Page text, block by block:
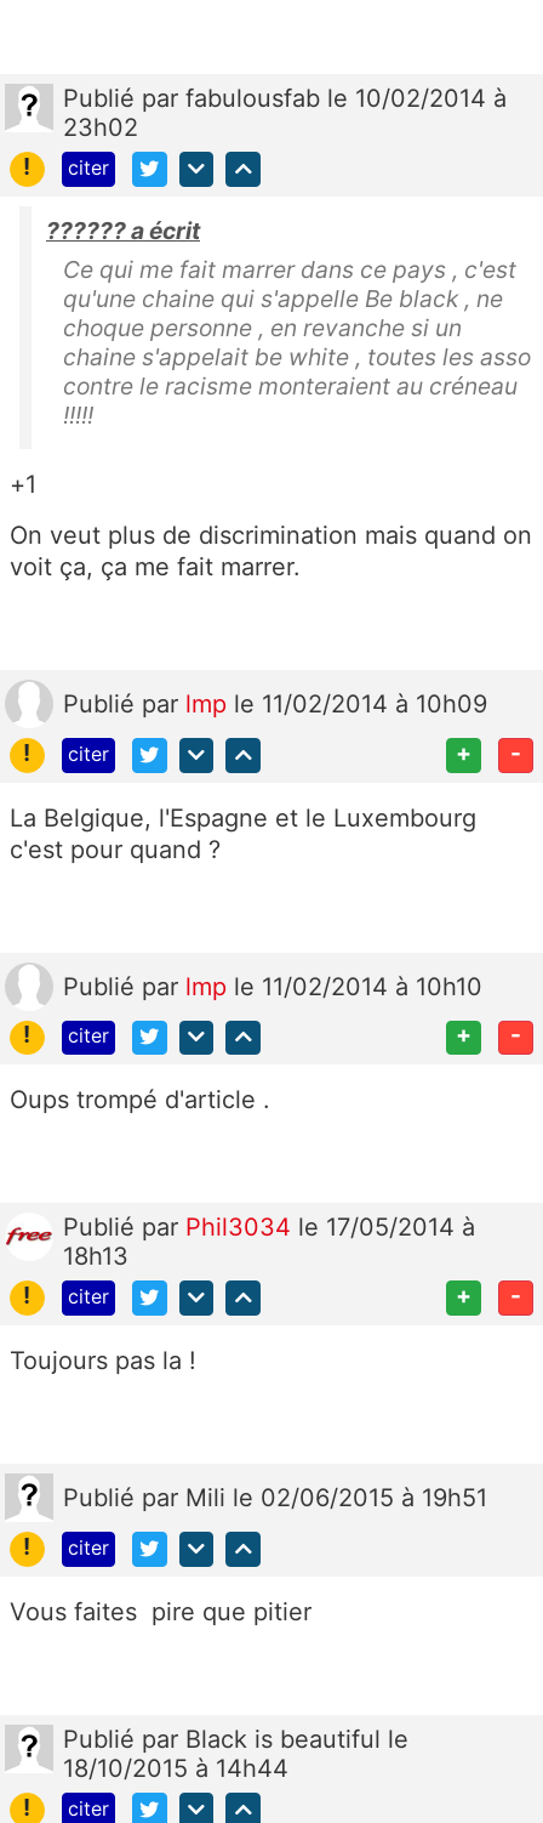
Publié par fabulousfab le 10/02/2014 à
23h02
!
citer
?????? a écrit
Ce qui me fait marrer dans ce pays , c'est
qu'une chaine qui s'appelle Be black , ne
choque personne , en revanche si un
chaine s'appelait be white , toutes les asso
contre le racisme monteraient au créneau
!!!!!
+1
On veut plus de discrimination mais quand on
voit ça, ça me fait marrer.
Publié par lmp le 11/02/2014 à 10h09
!
citer + -
La Belgique, l'Espagne et le Luxembourg
c'est pour quand ?
Publié par lmp le 11/02/2014 à 10h10
!
citer + -
Oups trompé d'article .
Publié par Phil3034 le 17/05/2014 à
18h13
!
citer + -
Toujours pas la !
Publié par Mili le 02/06/2015 à 19h51
!
citer
Vous faites pire que pitier
Publié par Black is beautiful le
18/10/2015 à 14h44
!
citer